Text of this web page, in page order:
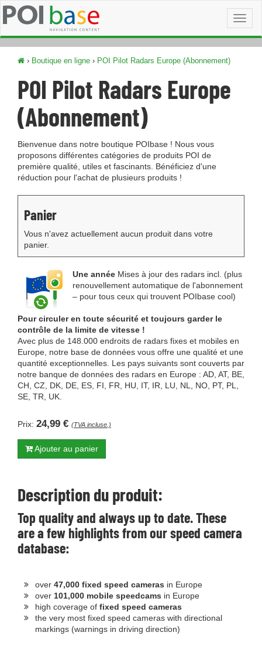
› Boutique en ligne › POI Pilot Radars Europe (Abonnement)
POI Pilot Radars Europe
(Abonnement)
Bienvenue dans notre boutique POIbase ! Nous vous
proposons différentes catégories de produits POI de
première qualité, utiles et fascinants. Bénéficiez d'une
réduction pour l'achat de plusieurs produits !
Panier
Vous n'avez actuellement aucun produit dans votre
panier.
Une année Mises à jour des radars incl. (plus
renouvellement automatique de l'abonnement
– pour tous ceux qui trouvent POIbase cool)
Pour circuler en toute sécurité et toujours garder le
contrôle de la limite de vitesse !
Avec plus de 148.000 endroits de radars fixes et mobiles en
Europe, notre base de données vous offre une qualité et une
quantité exceptionnelles. Les pays suivants sont couverts par
notre banque de données des radars en Europe : AD, AT, BE,
CH, CZ, DK, DE, ES, FI, FR, HU, IT, IR, LU, NL, NO, PT, PL,
SE, TR, UK.
Prix: 24,99 € (TVA incluse.)
Ajouter au panier
Description du produit:
Top quality and always up to date. These
are a few highlightsfrom our speed camera
database:
over 47,000 fixed speed cameras in Europe
over 101,000 mobile speedcams in Europe
high coverage of fixed speed cameras
the very most fixed speed cameras with directional
markings (warnings in driving direction)